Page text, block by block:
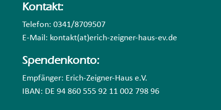
Kontakt:
Telefon: 0341/8709507
E-Mail: kontakt(at)erich-zeigner-haus-ev.de
Spendenkonto:
Empfänger: Erich-Zeigner-Haus e.V.
IBAN: DE 94 860 555 92 11 002 798 96